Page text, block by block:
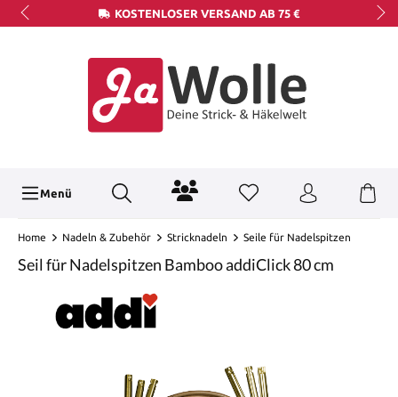
KOSTENLOSER VERSAND AB 75 €
Menü
Home Nadeln & Zubehör Stricknadeln Seile für Nadelspitzen
Seil für Nadelspitzen Bamboo addiClick 80 cm